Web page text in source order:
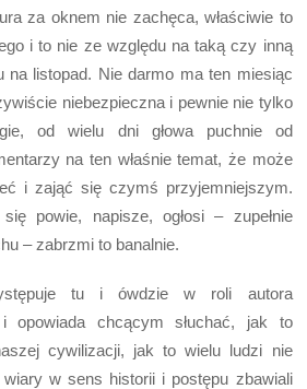
za oknem nie zachęca, właściwie to
i to nie ze względu na taką czy inną
na listopad. Nie darmo ma ten miesiąc
niebezpieczna i pewnie nie tylko
od wielu dni głowa puchnie od
na ten właśnie temat, że może
i zająć się czymś przyjemniejszym.
powie, napisze, ogłosi – zupełnie
– zabrzmi to banalnie.
tu i ówdzie w roli autora
opowiada chcącym słuchać, jak to
cywilizacji, jak to wielu ludzi nie
wiary w sens historii i postępu zbawiali